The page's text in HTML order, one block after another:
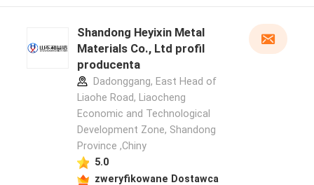
Shandong Heyixin Metal
Materials Co., Ltd profil
producenta
Dadonggang, East Head of
Liaohe Road, Liaocheng
Economic and Technological
Development Zone, Shandong
Province ,Chiny
5.0
zweryfikowane Dostawca